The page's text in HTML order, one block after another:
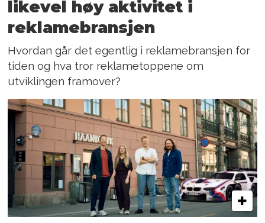
likevel høy aktivitet i
reklamebransjen
Hvordan går det egentlig i reklamebransjen for
tiden og hva tror reklametoppene om
utviklingen framover?